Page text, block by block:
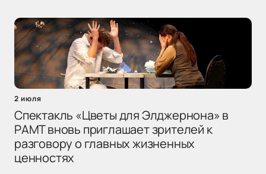
2 июля
Спектакль «Цветы для Элджернона» в
РАМТ вновь приглашает зрителей к
разговору о главных жизненных
ценностях